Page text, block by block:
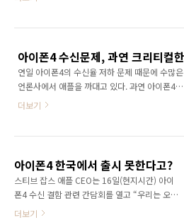
쳐지나가는 생각이 있었다. 결국 나는, 세상이 만
하게 되었다. 고정관념! 그냥 방귀소리는 '뽀옹
~~..
더군요.... 그가 정말 이 세상 사람이 아니라니....
허탈해졌습니다. 네.. 그렇습니다. 정말 허탈해졌
습니다. 그리고 슬퍼졌습니다. 정말 사람이라면
누구도 피할 수 없는 것이 죽음이라는 것입니다.
더이상 그를 볼 수 없게 되었습니다. 하지만 기억
기억하겠습니다. 당신이 바꾸어 놓은 놀라운 세
상을 기억하겠습..
연일 아이폰4의 수신율 저하 문제 때문에 수많은
언론사에서 애플을 까대고 있다. 과연 아이폰4의
수신문제가 우리에게도 크리티컬한 문제가 될
해 분명 대한민국에서는 그렇게 크리티컬한 문
제가 안될 수 있다는 것! 사실 대한민국은 면적이
좁은 데다가 많은 기지국이 설치되어 있어 거의
대부분의 지역에서 휴대폰을 이용하는데 큰 문
더보기
아이폰4 한국에서 출시 못한다고?
스티브 잡스 애플 CEO는 16일(현지시간) 아이
폰4 수신 결함 관련 간담회를 열고 “우리는 오는
30일 한국을 제외한 17개국에 아이폰4를 출시
더보기